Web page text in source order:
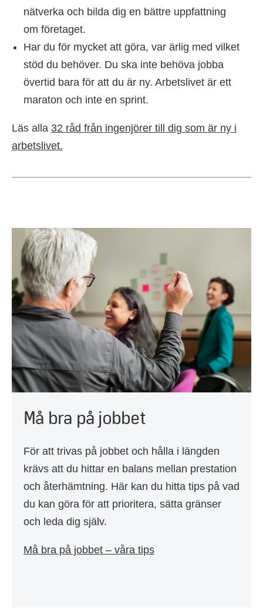
nätverka och bilda dig en bättre uppfattning
om företaget.
Har du för mycket att göra, var ärlig med vilket
stöd du behöver. Du ska inte behöva jobba
övertid bara för att du är ny. Arbetslivet är ett
maraton och inte en sprint.
Läs alla 32 råd från ingenjörer till dig som är ny i
arbetslivet.
Må bra på jobbet
För att trivas på jobbet och hålla i längden
krävs att du hittar en balans mellan prestation
och återhämtning. Här kan du hitta tips på vad
du kan göra för att prioritera, sätta gränser
och leda dig själv.
Må bra på jobbet – våra tips